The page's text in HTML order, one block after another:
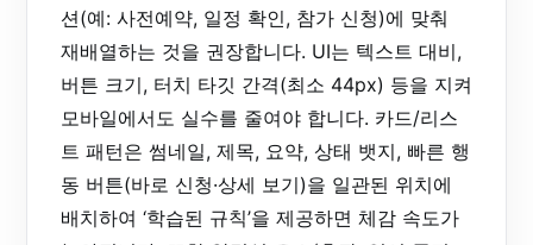
션(예: 사전예약, 일정 확인, 참가 신청)에 맞춰
재배열하는 것을 권장합니다. UI는 텍스트 대비,
버튼 크기, 터치 타깃 간격(최소 44px) 등을 지켜
모바일에서도 실수를 줄여야 합니다. 카드/리스
트 패턴은 썸네일, 제목, 요약, 상태 뱃지, 빠른 행
동 버튼(바로 신청·상세 보기)을 일관된 위치에
배치하여 ‘학습된 규칙’을 제공하면 체감 속도가